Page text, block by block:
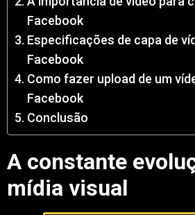
Facebook
Especificações de capa de
Facebook
Como fazer upload de um
Facebook
Conclusão
A constante
mídia visual